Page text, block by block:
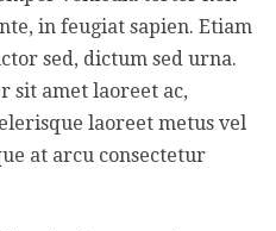
in feugiat sapien. Etiam
sed, dictum sed urna.
sit amet laoreet ac,
laoreet metus vel
at arcu consectetur